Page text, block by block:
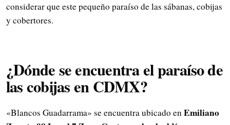
considerar que este pequeño paraíso de las sábanas, cobijas
y cobertores.
¿Dónde se encuentra el paraíso de
las cobijas en CDMX?
«Blancos Guadarrama» se encuentra ubicado enEmiliano